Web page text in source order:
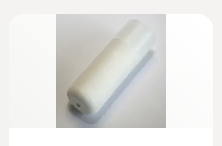
testo 6612 - Sonda de humedad del
proceso para montaje en canal